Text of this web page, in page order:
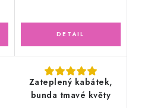
Zateplený kabátek,
bunda tmavé květy